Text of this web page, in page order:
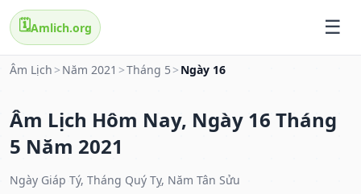
🗓️Amlich.org
Âm Lịch > Năm 2021 >Tháng 5 > Ngày 16
Âm Lịch Hôm Nay, Ngày 16 Tháng
5 Năm 2021
Ngày Giáp Tý, Tháng Quý Tỵ, Năm Tân Sửu